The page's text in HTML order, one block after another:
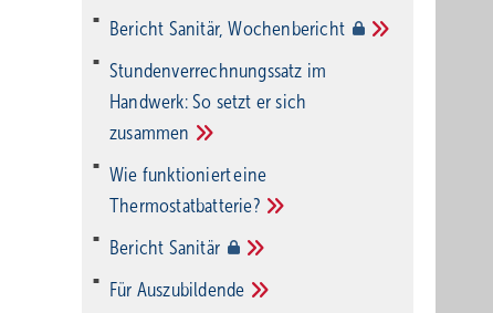
Bericht Sanitär,Wochenbericht
Stundenverrechnungssatz im
Handwerk: So setzt er sich
zusammen
Wie funktioniert eine
Thermostatbatterie?
Bericht Sanitär
Für Auszubildende